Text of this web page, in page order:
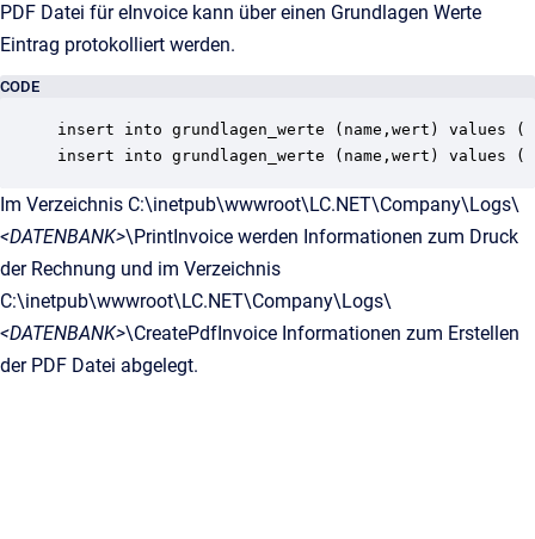
PDF Datei für eInvoice kann über einen Grundlagen Werte
Eintrag protokolliert werden.
CODE
insert into grundlagen_werte (name,wert) values
insert into grundlagen_werte (name,wert)
Im Verzeichnis C:\inetpub\wwwroot\LC.NET\Company\Logs\
<DATENBANK>\PrintInvoice werden Informationen zum Druck
der Rechnung und im Verzeichnis
C:\inetpub\wwwroot\LC.NET\Company\Logs\
<DATENBANK>\CreatePdfInvoice Informationen zum Erstellen
der PDF Datei abgelegt.